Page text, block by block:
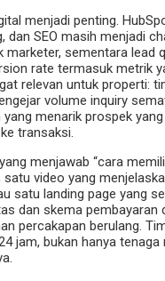
menjadi penting.
dan SEO masih menjadi
marketer, sementara lead
rate termasuk metrik
relevan untuk properti:
volume inquiry
menarik prospek
transaksi.
menjawab “cara
video yang
satu landing page yang
dan skema pembayaran
percakapan berulang.
jam, bukan hanya tenaga